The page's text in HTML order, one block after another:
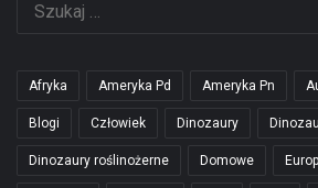
Afryka Ameryka Pd Ameryka Pn
Blogi Człowiek Dinozaury
Dinozaury roślinożerne Domowe